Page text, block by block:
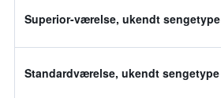
Superior-værelse, ukendt sengetype
Standardværelse, ukendt sengetype